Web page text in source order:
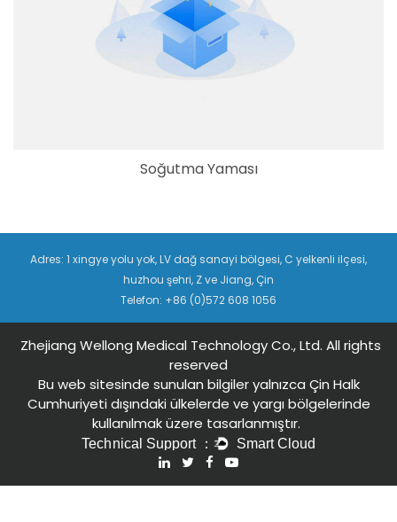
Soğutma Yaması
Adres: 1 xingye yolu yok, LV dağ sanayi bölgesi, C yelkenli ilçesi,
huzhou şehri, Z ve Jiang, Çin
Telefon: +86 (0)572 608 1056
Zhejiang Wellong Medical Technology Co., Ltd. All rights
reserved
Bu web sitesinde sunulan bilgiler yalnızca Çin Halk
Cumhuriyeti dışındaki ülkelerde ve yargı bölgelerinde
kullanılmak üzere tasarlanmıştır.